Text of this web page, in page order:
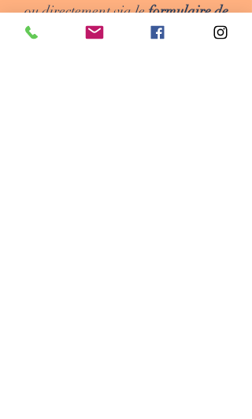
ou directement via leformulaire de
contact.